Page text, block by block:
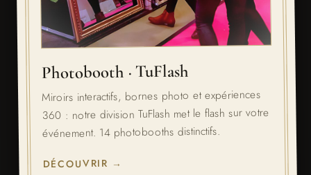
Photobooth · TuFlash
Miroirs interactifs, bornes photo et expériences
360 : notre division TuFlash met le flash sur votre
événement. 14 photobooths distinctifs.
DÉCOUVRIR →